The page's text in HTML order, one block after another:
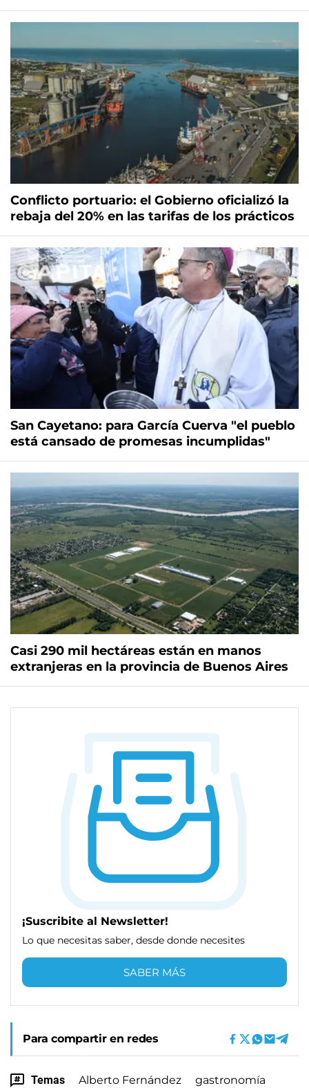
Conflicto portuario: el Gobierno oficializó la
rebaja del 20% en las tarifas de los prácticos
San Cayetano: para García Cuerva "el pueblo
está cansado de promesas incumplidas"
Casi 290 mil hectáreas están en manos
extranjeras en la provincia de Buenos Aires
¡Suscribite al Newsletter!
Lo que necesitas saber, desde donde necesites
SABER MÁS
Para compartir en redes
Temas Alberto Fernández gastronomía